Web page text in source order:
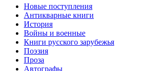
Новые поступления
Антикварные книги
История
Войны и военные
Книги русского зарубежья
Поэзия
Проза
Автографы